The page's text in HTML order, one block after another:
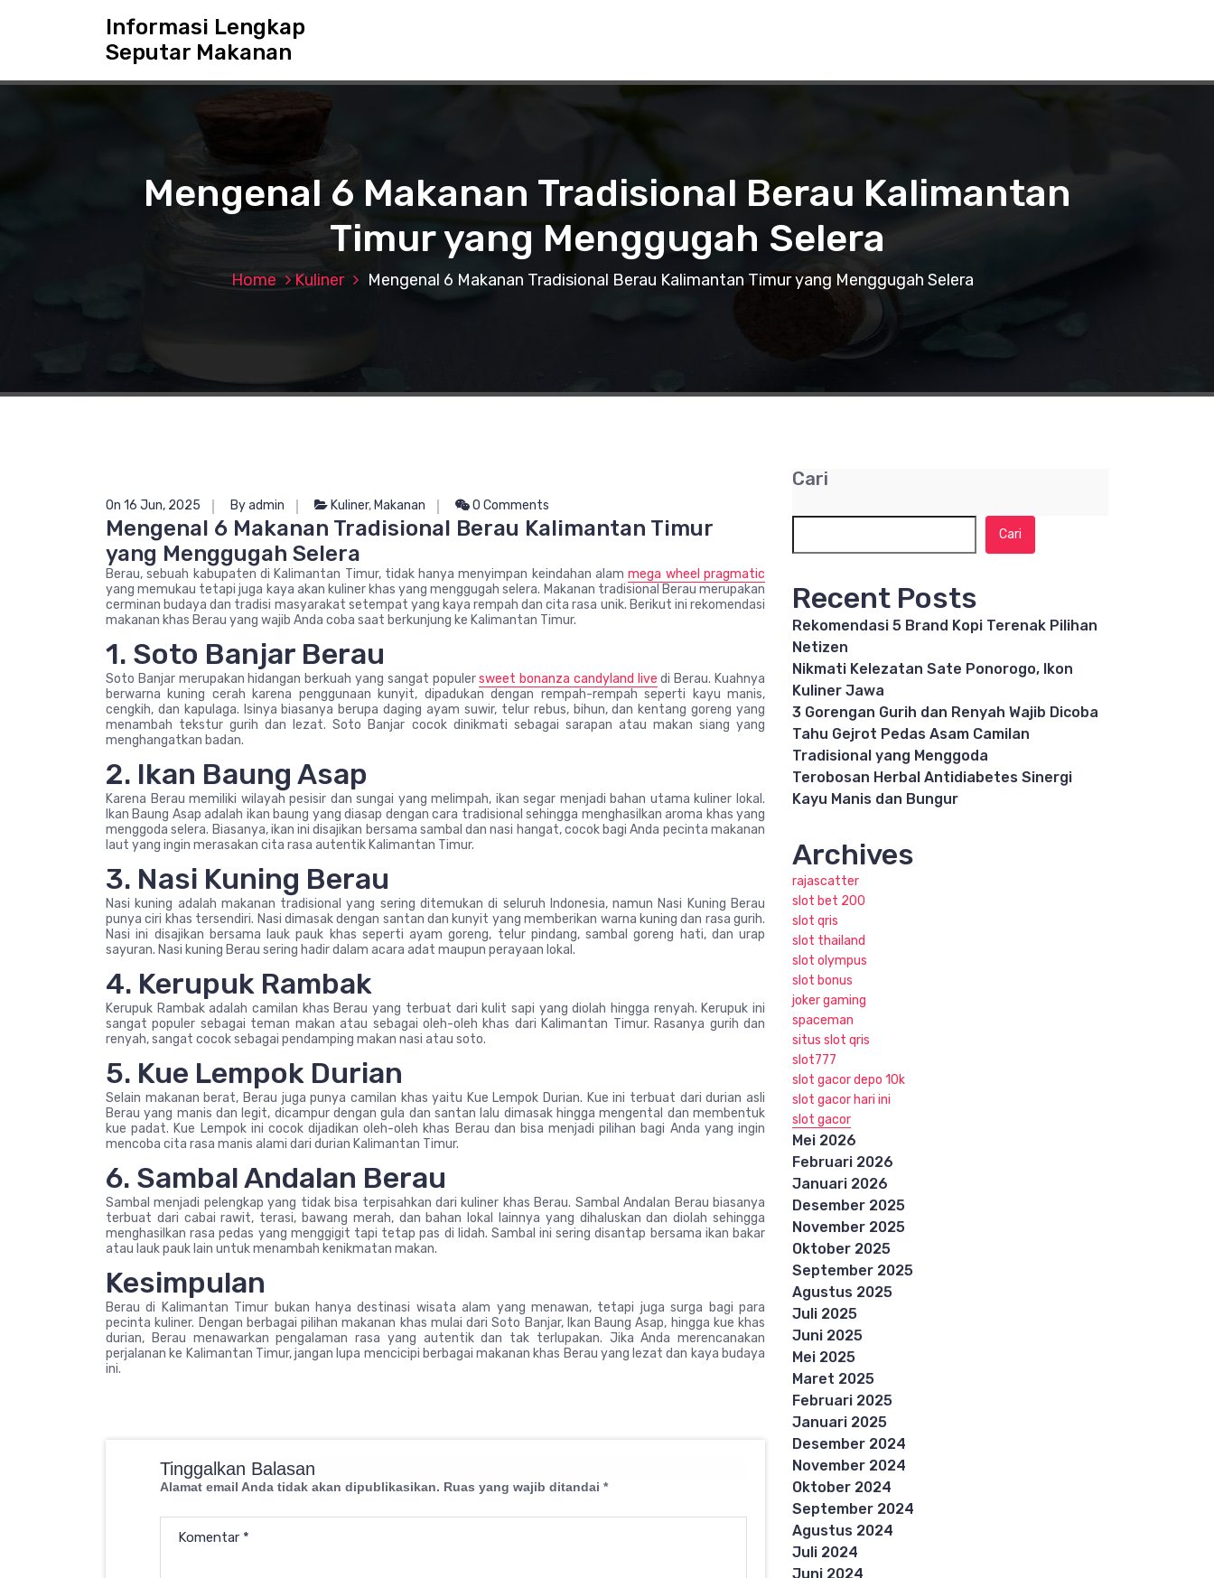
t
Informasi Lengkap
Seputar Makanan
Mengenal 6 Makanan Tradisional Berau Kalimantan
Timur yang Menggugah Selera
Home Kuliner Mengenal 6 Makanan Tradisional Berau Kalimantan Timur yang Menggugah Selera
On 16 Jun, 2025 By admin Kuliner, Makanan 0 Comments
Mengenal 6 Makanan Tradisional Berau Kalimantan Timur
yang Menggugah Selera
Berau, sebuah kabupaten di Kalimantan Timur, tidak hanya menyimpan keindahan alammega wheel pragmatic
yang memukau tetapi juga kaya akan kuliner khas yang menggugah selera. Makanan tradisional Berau merupakan
cerminan budaya dan tradisi masyarakat setempat yang kaya rempah dan cita rasa unik. Berikut ini rekomendasi
makanan khas Berau yang wajib Anda coba saat berkunjung ke Kalimantan Timur.
1. Soto Banjar Berau
Soto Banjar merupakan hidangan berkuah yang sangat populersweet bonanza candyland live di Berau. Kuahnya
berwarna kuning cerah karena penggunaan kunyit, dipadukan dengan rempah-rempah seperti kayu manis,
cengkih, dan kapulaga. Isinya biasanya berupa daging ayam suwir, telur rebus, bihun, dan kentang goreng yang
menambah tekstur gurih dan lezat. Soto Banjar cocok dinikmati sebagai sarapan atau makan siang yang
menghangatkan badan.
2. Ikan Baung Asap
Karena Berau memiliki wilayah pesisir dan sungai yang melimpah, ikan segar menjadi bahan utama kuliner lokal.
Ikan Baung Asap adalah ikan baung yang diasap dengan cara tradisional sehingga menghasilkan aroma khas yang
menggoda selera. Biasanya, ikan ini disajikan bersama sambal dan nasi hangat, cocok bagi Anda pecinta makanan
laut yang ingin merasakan cita rasa autentik Kalimantan Timur.
3. Nasi Kuning Berau
Nasi kuning adalah makanan tradisional yang sering ditemukan di seluruh Indonesia, namun Nasi Kuning Berau
punya ciri khas tersendiri. Nasi dimasak dengan santan dan kunyit yang memberikan warna kuning dan rasa gurih.
Nasi ini disajikan bersama lauk pauk khas seperti ayam goreng, telur pindang, sambal goreng hati, dan urap
sayuran. Nasi kuning Berau sering hadir dalam acara adat maupun perayaan lokal.
4. Kerupuk Rambak
Kerupuk Rambak adalah camilan khas Berau yang terbuat dari kulit sapi yang diolah hingga renyah. Kerupuk ini
sangat populer sebagai teman makan atau sebagai oleh-oleh khas dari Kalimantan Timur. Rasanya gurih dan
renyah, sangat cocok sebagai pendamping makan nasi atau soto.
5. Kue Lempok Durian
Selain makanan berat, Berau juga punya camilan khas yaitu Kue Lempok Durian. Kue ini terbuat dari durian asli
Berau yang manis dan legit, dicampur dengan gula dan santan lalu dimasak hingga mengental dan membentuk
kue padat. Kue Lempok ini cocok dijadikan oleh-oleh khas Berau dan bisa menjadi pilihan bagi Anda yang ingin
mencoba cita rasa manis alami dari durian Kalimantan Timur.
6. Sambal Andalan Berau
Sambal menjadi pelengkap yang tidak bisa terpisahkan dari kuliner khas Berau. Sambal Andalan Berau biasanya
terbuat dari cabai rawit, terasi, bawang merah, dan bahan lokal lainnya yang dihaluskan dan diolah sehingga
menghasilkan rasa pedas yang menggigit tapi tetap pas di lidah. Sambal ini sering disantap bersama ikan bakar
atau lauk pauk lain untuk menambah kenikmatan makan.
Kesimpulan
Berau di Kalimantan Timur bukan hanya destinasi wisata alam yang menawan, tetapi juga surga bagi para
pecinta kuliner. Dengan berbagai pilihan makanan khas mulai dari Soto Banjar, Ikan Baung Asap, hingga kue khas
durian, Berau menawarkan pengalaman rasa yang autentik dan tak terlupakan. Jika Anda merencanakan
perjalanan ke Kalimantan Timur, jangan lupa mencicipi berbagai makanan khas Berau yang lezat dan kaya budaya
ini.
Tinggalkan Balasan
Alamat email Anda tidak akan dipublikasikan. Ruas yang wajib ditandai *
Komentar *
Cari
Cari
Recent Posts
Rekomendasi 5 Brand Kopi Terenak Pilihan
Netizen
Nikmati Kelezatan Sate Ponorogo, Ikon
Kuliner Jawa
3 Gorengan Gurih dan Renyah Wajib Dicoba
Tahu Gejrot Pedas Asam Camilan
Tradisional yang Menggoda
Terobosan Herbal Antidiabetes Sinergi
Kayu Manis dan Bungur
Archives
rajascatter
slot bet 200
slot qris
slot thailand
slot olympus
slot bonus
joker gaming
spaceman
situs slot qris
slot777
slot gacor depo 10k
slot gacor hari ini
slot gacor
Mei 2026
Februari 2026
Januari 2026
Desember 2025
November 2025
Oktober 2025
September 2025
Agustus 2025
Juli 2025
Juni 2025
Mei 2025
Maret 2025
Februari 2025
Januari 2025
Desember 2024
November 2024
Oktober 2024
September 2024
Agustus 2024
Juli 2024
Juni 2024